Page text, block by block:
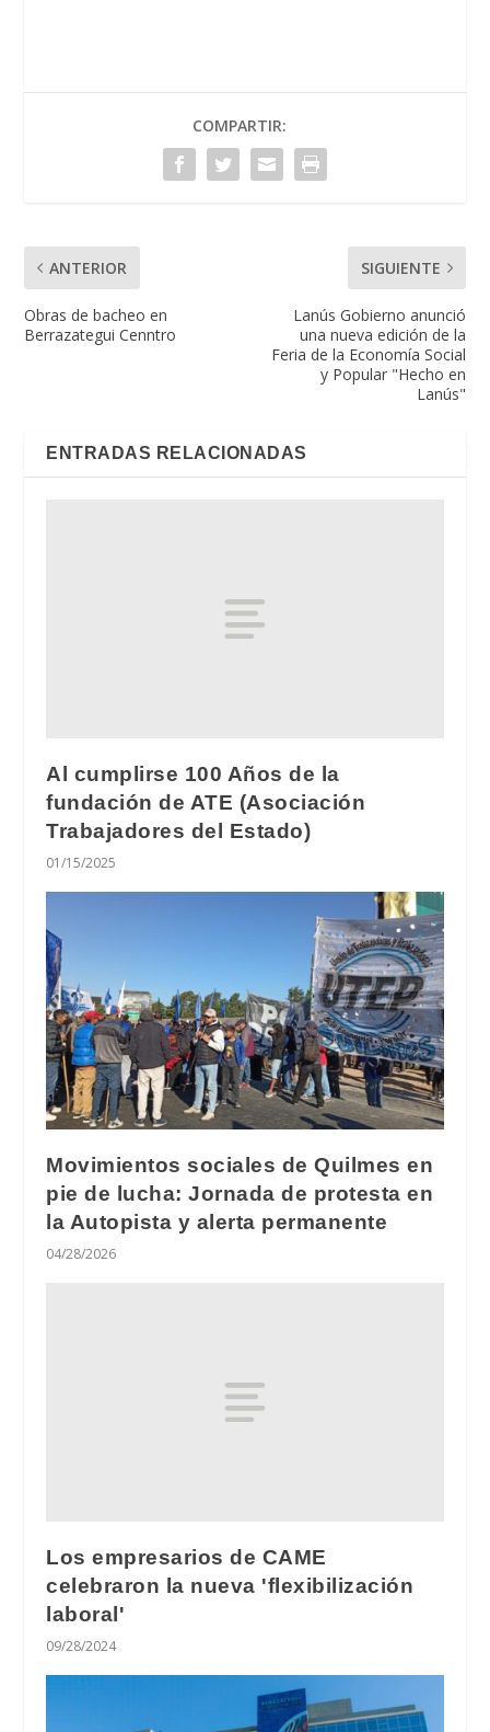
COMPARTIR:
ANTERIOR
Obras de bacheo en
Berrazategui Cenntro
SIGUIENTE
Lanús Gobierno anunció
una nueva edición de la
Feria de la Economía Social
y Popular "Hecho en
Lanús"
ENTRADAS RELACIONADAS
Al cumplirse 100 Años de la
fundación de ATE (Asociación
Trabajadores del Estado)
01/15/2025
Movimientos sociales de Quilmes en
pie de lucha: Jornada de protesta en
la Autopista y alerta permanente
04/28/2026
Los empresarios de CAME
celebraron la nueva 'flexibilización
laboral'
09/28/2024